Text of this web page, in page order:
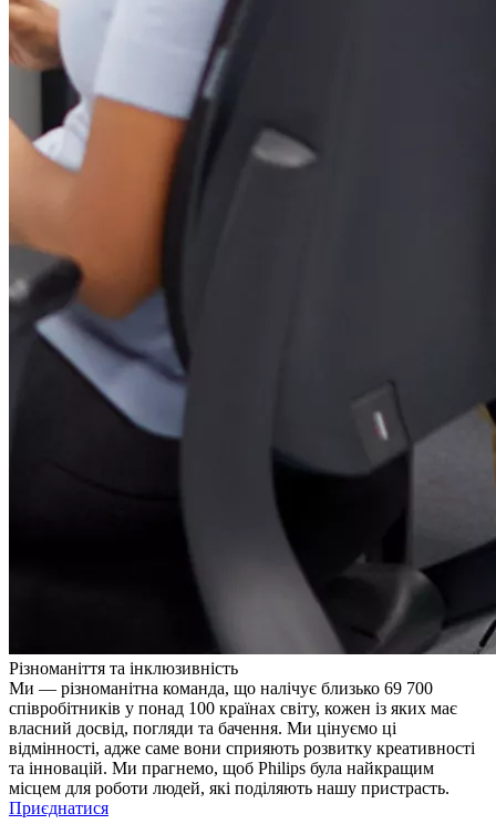
Різноманіття та інклюзивність
Ми — різноманітна команда, що налічує близько 69 700
співробітників у понад 100 країнах світу, кожен із яких має
власний досвід, погляди та бачення. Ми цінуємо ці
відмінності, адже саме вони сприяють розвитку креативності
та інновацій. Ми прагнемо, щоб Philips була найкращим
місцем для роботи людей, які поділяють нашу пристрасть.
Приєднатися